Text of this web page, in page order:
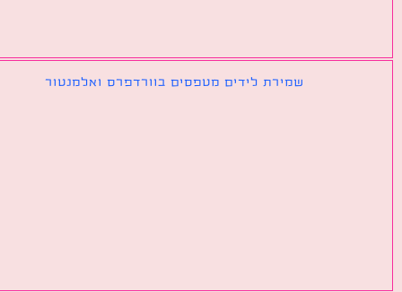
שמירת לידים מטפסים בוורדפרס ואלמנטור